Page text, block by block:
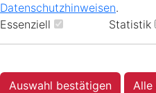
Datenschutzhinweisen.
Essenziell
Statistik
Auswahl bestätigen
Alle